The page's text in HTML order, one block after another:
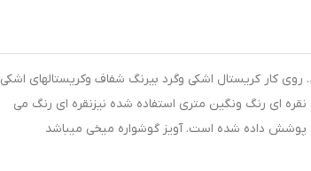
کار کریستال اشکی وگرد بیرنگ شفاف وکریستالهای اشکی
ای رنگ ونگین متری استفاده شده نیزنقره ای رنگ می
پوشش داده شده است. آویز گوشواره میخی میباشد